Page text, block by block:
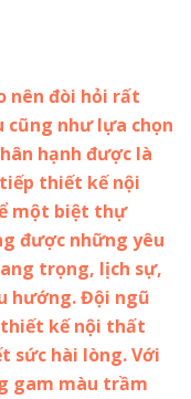
nên đòi hỏi rất
cũng như lựa chọn
hạnh được là
thiết kế nội
một biệt thự
được những yêu
trọng, lịch sự,
hướng. Đội ngũ
thiết kế nội thất
sức hài lòng. Với
gam màu trầm